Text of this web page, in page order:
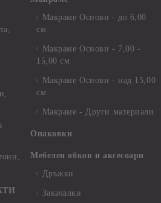
Макраме Основи - до 6,00
см
Макраме Основи - 7,00 -
15,00 см
Макраме Основи - над 15,00
см
Макраме - Други материали
Опаковки
Мебелен обков и аксесоари
Дръжки
Закачалки